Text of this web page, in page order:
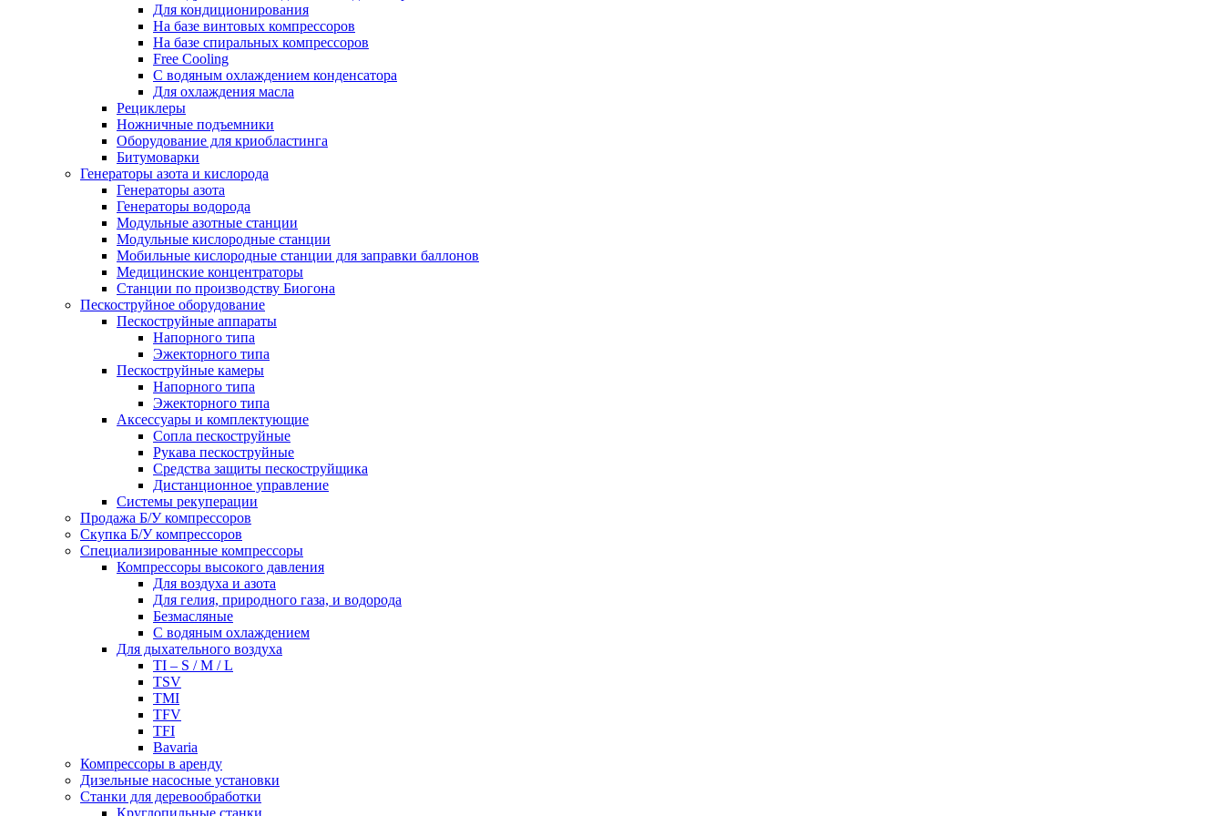
Для кондиционирования
На базе винтовых компрессоров
На базе спиральных компрессоров
Free Cooling
С водяным охлаждением конденсатора
Для охлаждения масла
Рециклеры
Ножничные подъемники
Оборудование для криобластинга
Битумоварки
Генераторы азота и кислорода
Генераторы азота
Генераторы водорода
Модульные азотные станции
Модульные кислородные станции
Мобильные кислородные станции для заправки баллонов
Медицинские концентраторы
Станции по производству Биогона
Пескоструйное оборудование
Пескоструйные аппараты
Напорного типа
Эжекторного типа
Пескоструйные камеры
Напорного типа
Эжекторного типа
Аксессуары и комплектующие
Сопла пескоструйные
Рукава пескоструйные
Средства защиты пескоструйщика
Дистанционное управление
Системы рекуперации
Продажа Б/У компрессоров
Скупка Б/У компрессоров
Специализированные компрессоры
Компрессоры высокого давления
Для воздуха и азота
Для гелия, природного газа, и водорода
Безмасляные
С водяным охлаждением
Для дыхательного воздуха
TI – S / M / L
TSV
TMI
TFV
TFI
Bavaria
Компрессоры в аренду
Дизельные насосные установки
Станки для деревообработки
Круглопильные станки